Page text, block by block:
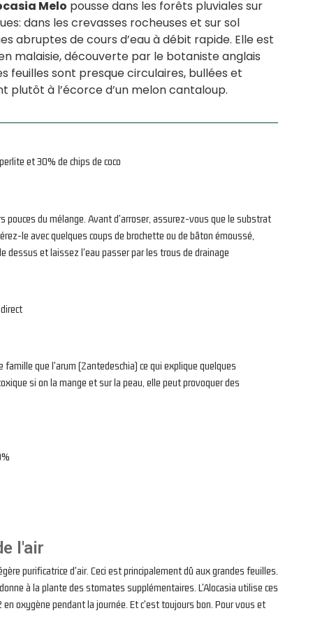
Melo pousse dans les forêts pluviales sur
dans les crevasses rocheuses et sur sol
abruptes de cours d’eau à débit rapide. Elle est
malaisie, découverte par le botaniste anglais
feuilles sont presque circulaires, bullées et
plutôt à l’écorce d’un melon cantaloup.
et 30% de chips de coco
pouces du mélange. Avant d'arroser, assurez-vous que le substrat
le avec quelques coups de brochette ou de bâton émoussé,
dessus et laissez l'eau passer par les trous de drainage
famille que l'arum (Zantedeschia) ce qui explique quelques
si on la mange et sur la peau, elle peut provoquer des
l'air
purificatrice d'air. Ceci est principalement dû aux grandes feuilles.
à la plante des stomates supplémentaires. L'Alocasia utilise ces
oxygène pendant la journée. Et c'est toujours bon. Pour vous et